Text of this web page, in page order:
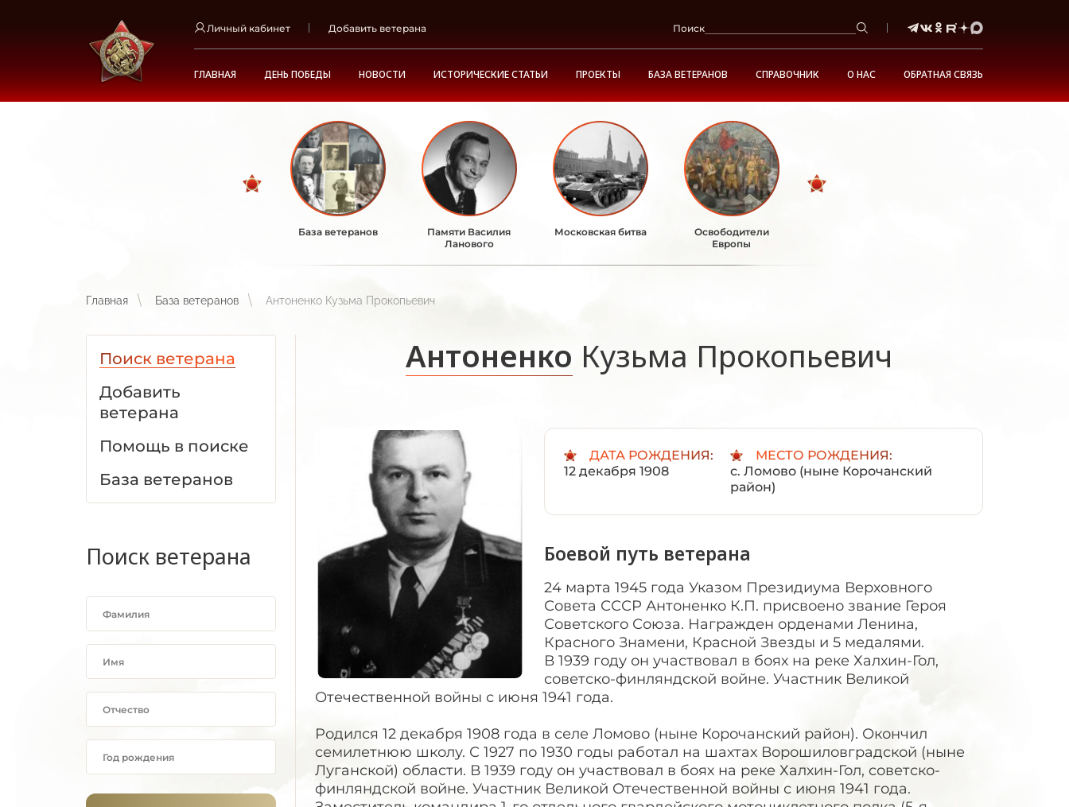
Личный кабинет Добавить ветерана Поиск
ГЛАВНАЯ ДЕНЬ ПОБЕДЫ НОВОСТИ ИСТОРИЧЕСКИЕ СТАТЬИ ПРОЕКТЫ БАЗА ВЕТЕРАНОВ СПРАВОЧНИК О НАС ОБРАТНАЯ СВЯЗЬ
База ветеранов
Памяти Василия
Ланового
Московская битва
Освободители
Европы
Главная База ветеранов Антоненко Кузьма Прокопьевич
Поиск ветерана
Добавить
ветерана
Помощь в поиске
База ветеранов
Поиск ветерана
Антоненко Кузьма Прокопьевич
ДАТА РОЖДЕНИЯ:
12 декабря 1908
МЕСТО РОЖДЕНИЯ:
с. Ломово (ныне Корочанский
район)
Боевой путь ветерана
24 марта 1945 года Указом Президиума Верховного
Совета СССР Антоненко К.П. присвоено звание Героя
Советского Союза. Награжден орденами Ленина,
Красного Знамени, Красной Звезды и 5 медалями.
В 1939 году он участвовал в боях на реке Халхин-Гол,
советско-финляндской войне. Участник Великой
Отечественной войны с июня 1941 года.
Родился 12 декабря 1908 года в селе Ломово (ныне Корочанский район). Окончил
семилетнюю школу. С 1927 по 1930 годы работал на шахтах Ворошиловградской (ныне
Луганской) области. В 1939 году он участвовал в боях на реке Халхин-Гол, советско-
финляндской войне. Участник Великой Отечественной войны с июня 1941 года.